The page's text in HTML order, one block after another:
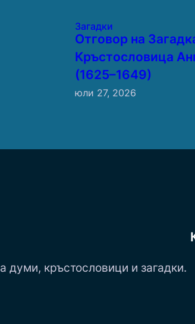
Загадки
Отговор на
Кръстословица
(1625–1649)
юли 27, 2026
думи, кръстословици и загадки.